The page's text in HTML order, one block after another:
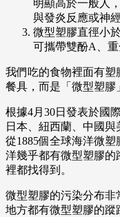
明顯高於一般人
與發炎反應或神
微型塑膠直徑小
可攜帶雙酚A、重
我們吃的食物裡面有
餐具，而是「微型塑膠
根據4月30日發表於國
日本、紐西蘭、中國與
從1885個全球海洋微
洋幾乎都有微型塑膠
裡都找得到。
微型塑膠的污染分布
地方都有微型塑膠的